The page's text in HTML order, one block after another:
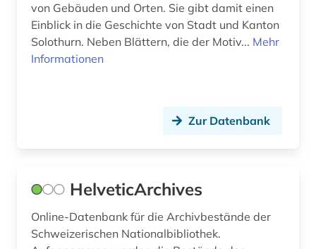
neuerscheinung (1)
norm (2)
orgel (1)
ornithologie (1)
ort (1)
von Gebäuden und Orten. Sie gibt damit einen
Einblick in die Geschichte von Stadt und Kanton
Solothurn. Neben Blättern, die der Motiv... Mehr
Informationen
Zur Datenbank
HelveticArchives
Online-Datenbank für die Archivbestände der
Schweizerischen Nationalbibliothek.